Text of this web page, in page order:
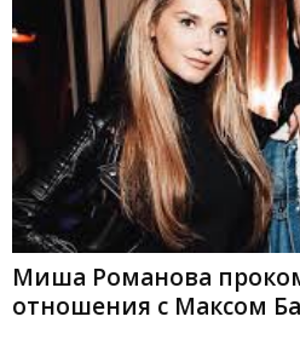
Миша Романова
отношения с Максом